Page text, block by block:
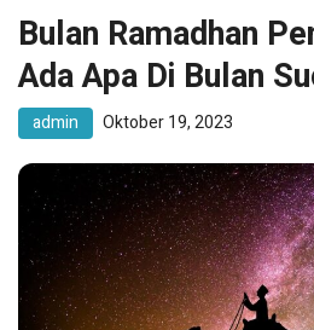
Bulan Ramadhan
Ada Apa Di Bulan
admin Oktober 19, 2023